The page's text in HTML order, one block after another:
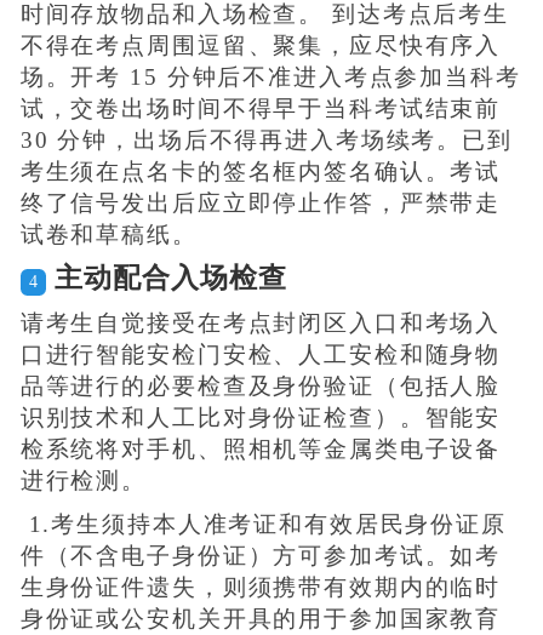
时间存放物品和入场检查。 到达考点后考生
不得在考点周围逗留、聚集，应尽快有序入
场。开考 15 分钟后不准进入考点参加当科考
试，交卷出场时间不得早于当科考试结束前
30 分钟，出场后不得再进入考场续考。已到
考生须在点名卡的签名框内签名确认。考试
终了信号发出后应立即停止作答，严禁带走
试卷和草稿纸。
4 主动配合入场检查
请考生自觉接受在考点封闭区入口和考场入
口进行智能安检门安检、人工安检和随身物
品等进行的必要检查及身份验证（包括人脸
识别技术和人工比对身份证检查）。智能安
检系统将对手机、照相机等金属类电子设备
进行检测。
1.考生须持本人准考证和有效居民身份证原
件（不含电子身份证）方可参加考试。如考
生身份证件遗失，则须携带有效期内的临时
身份证或公安机关开具的用于参加国家教育